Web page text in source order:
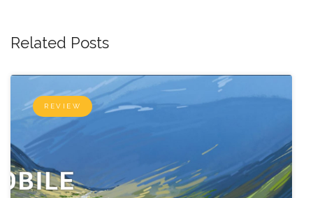
Related Posts
REVIEW